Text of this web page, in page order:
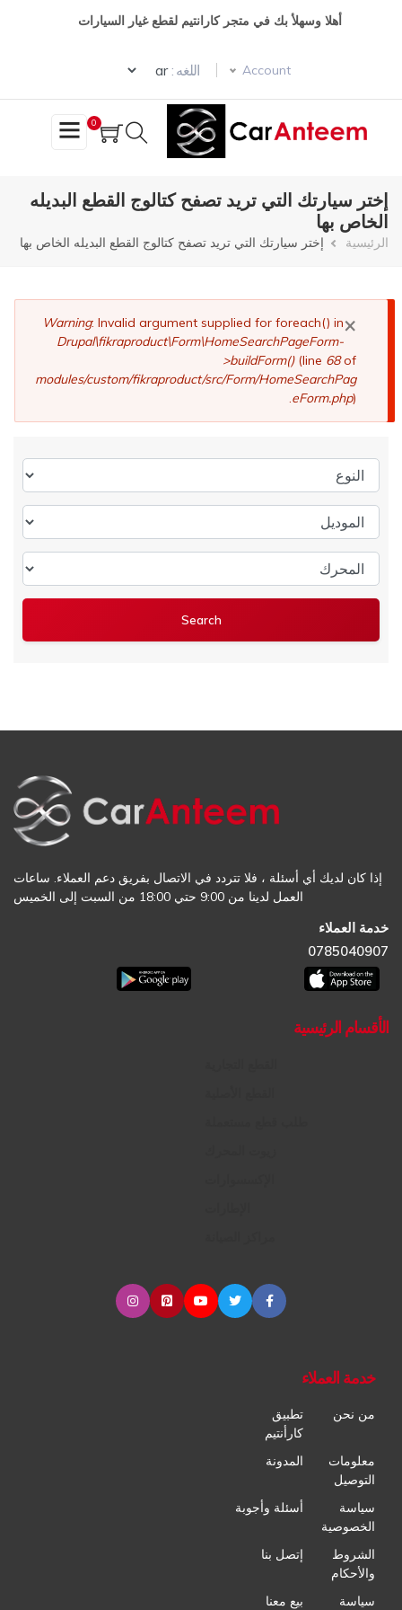
أهلا وسهلأ بك في متجر كارانتيم لقطع غيار السيارات
Account اللغه :
Select your language
0
إختر سيارتك التي تريد تصفح كتالوج القطع البديله
الخاص بها
مسار
الرئيسية إختر سيارتك التي تريد تصفح كتالوج القطع البديله الخاص بها
×
رسالة
الخطأ
Warning: Invalid argument supplied for foreach() in
Drupal\fikraproduct\Form\HomeSearchPageForm-
>buildForm()(line 68of
modules/custom/fikraproduct/src/Form/HomeSearchPag
eForm.php).
النوع
الموديل
المحرك
إذا كان لديك أي أسئلة ، فلا تتردد في الاتصال بفريق دعم العملاء. ساعات
العمل لدينا من 9:00 حتي 18:00 من السبت إلى الخميس
خدمة العملاء
0785040907
الأقسام الرئيسية
خدمة العملاء
من نحن
تطبيق
كارأنتيم
معلومات
التوصيل
المدونة
سياسة
الخصوصية
أسئلة وأجوبة
الشروط
والأحكام
إتصل بنا
سياسة بيع معنا